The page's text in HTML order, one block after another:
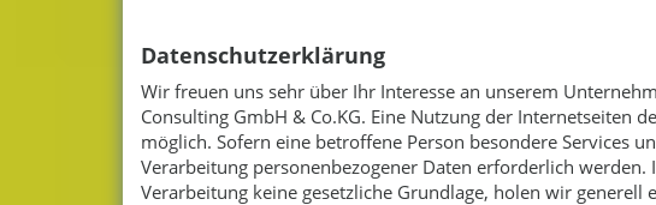
Datenschutzerklärung
Wir freuen uns sehr über Ihr Interesse an unserem
Consulting GmbH & Co.KG. Eine Nutzung der Internetseiten
möglich. Sofern eine betroffene Person besondere Services
Verarbeitung personenbezogener Daten erforderlich
Verarbeitung keine gesetzliche Grundlage, holen wir